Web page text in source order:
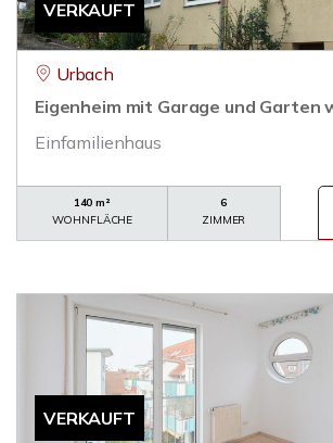
VERKAUFT
Urbach
Eigenheim mit Garage und Garten
Einfamilienhaus
140 m²
WOHNFLÄCHE
6
ZIMMER
VERKAUFT